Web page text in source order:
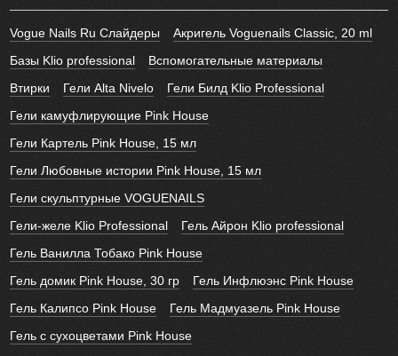
Vogue Nails Ru Слайдеры
Акригель Voguenails Classic, 20 ml
Базы Klio professional
Вспомогательные материалы
Втирки
Гели Alta Nivelo
Гели Билд Klio Professional
Гели камуфлирующие Pink House
Гели Картель Pink House, 15 мл
Гели Любовные истории Pink House, 15 мл
Гели скульптурные VOGUENAILS
Гели-желе Klio Professional
Гель Айрон Klio professional
Гель Ванилла Тобако Pink House
Гель домик Pink House, 30 гр
Гель Инфлюэнс Pink House
Гель Калипсо Pink House
Гель Мадмуазель Pink House
Гель с сухоцветами Pink House